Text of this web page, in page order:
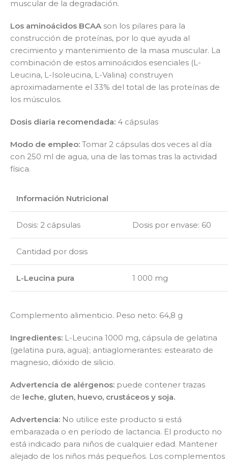
muscular de la degradación.
Los aminoácidos BCAA son los pilares para la
construcción de proteínas, por lo que ayuda al
crecimiento y mantenimiento de la masa muscular. La
combinación de estos aminoácidos esenciales (L-
Leucina, L-Isoleucina, L-Valina) construyen
aproximadamente el 33% del total de las proteínas de
los músculos.
Dosis diaria recomendada: 4 cápsulas
Modo de empleo: Tomar 2 cápsulas dos veces al día
con 250 ml de agua, una de las tomas tras la actividad
física.
Información Nutricional
Dosis: 2 cápsulas Dosis por envase: 60
Cantidad por dosis
L-Leucina pura 1 000 mg
Complemento alimenticio. Peso neto: 64,8 g
Ingredientes: L-Leucina 1000 mg, cápsula de gelatina
(gelatina pura, agua); antiaglomerantes: estearato de
magnesio, dióxido de silicio.
Advertencia de alérgenos: puede contener trazas
de leche, gluten, huevo, crustáceos y soja.
Advertencia: No utilice este producto si está
embarazada o en período de lactancia. El producto no
está indicado para niños de cualquier edad. Mantener
alejado de los niños más pequeños. Los complementos